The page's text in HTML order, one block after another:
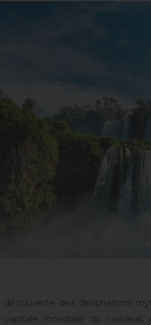
découverte des destinations
capitale mondiale du